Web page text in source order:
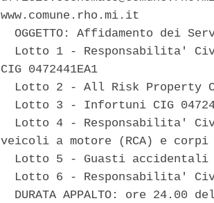
www.comune.rho.mi.it
OGGETTO: Affidamento dei
Lotto 1 - Responsabilita'
CIG 0472441EA1
Lotto 2 - All Risk Property
Lotto 3 - Infortuni CIG
Lotto 4 - Responsabilita'
veicoli a motore (RCA) e
Lotto 5 - Guasti
Lotto 6 - Responsabilita'
DURATA APPALTO: ore 24.00